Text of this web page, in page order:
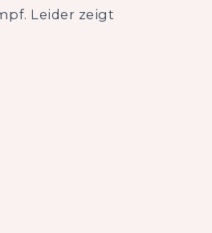
Leider zeigt